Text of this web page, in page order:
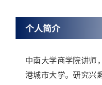
个人简介
中南大学商学院讲师
港城市大学。研究兴